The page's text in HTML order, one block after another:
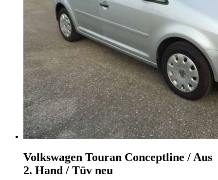
Volkswagen Touran Conceptline / Aus
2. Hand / Tüv neu